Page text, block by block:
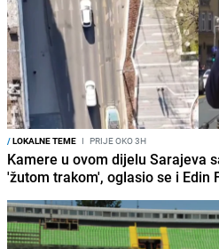
/LOKALNE TEME I PRIJE OKO 3H
Kamere u ovom dijelu Sarajeva
'žutom trakom', oglasio se i Edin